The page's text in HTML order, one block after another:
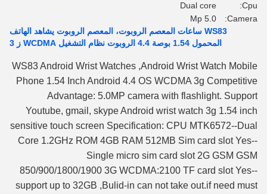
Cpu:
Dual core
Camera:
5.0 Mp
WS83 ساعات المعصم الروبوت، المعصم الروبوت يشاهد الهاتف
المحمول 1.54 بوصة 4.4 الروبوت نظام التشغيل WCDMA ز 3
WS83 Android Wrist Watches ,Android Wrist Watch Mobile
Phone 1.54 Inch Android 4.4 OS WCDMA 3g Competitive
Advantage: 5.0MP camera with flashlight. Support
Youtube, gmail, skype Android wrist watch 3g 1.54 inch
sensitive touch screen Specification: CPU MTK6572--Dual
Core 1.2GHz ROM 4GB RAM 512MB Sim card slot Yes--
Single micro sim card slot 2G GSM GSM
850/900/1800/1900 3G WCDMA:2100 TF card slot Yes--
support up to 32GB ,Bulid-in can not take out.if need must